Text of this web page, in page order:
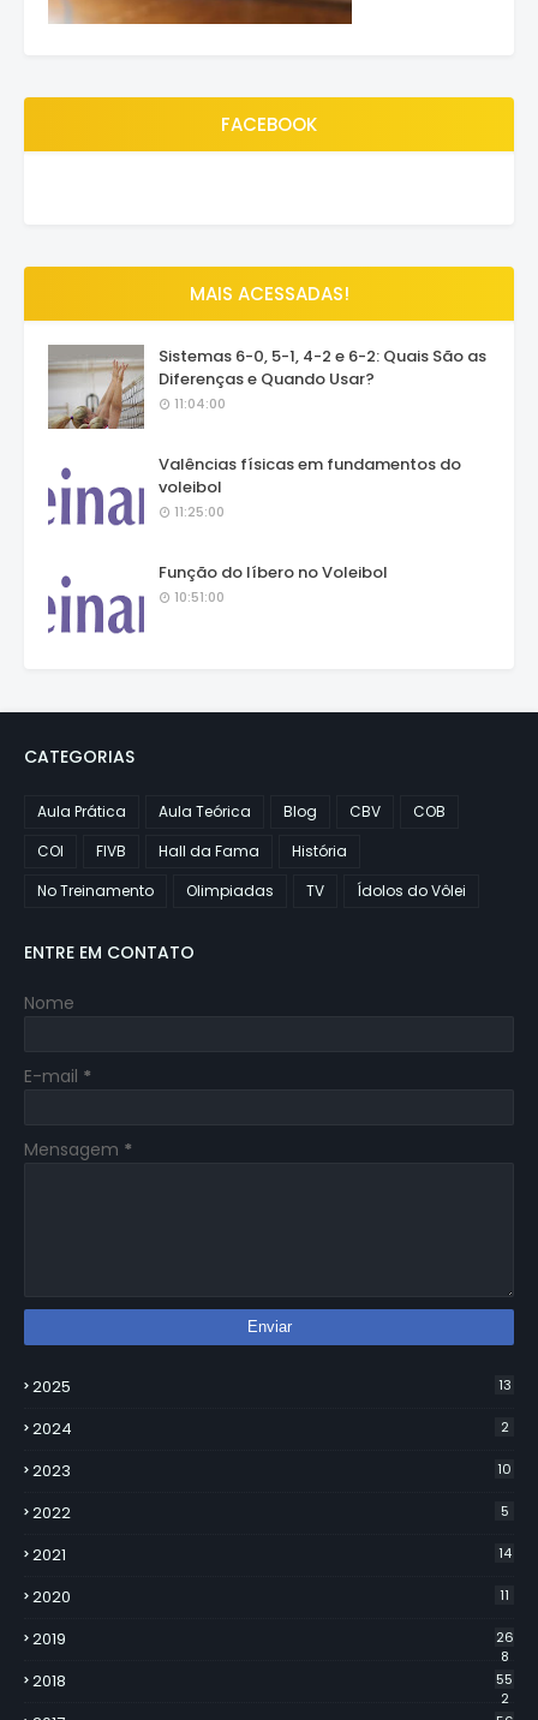
FACEBOOK
MAIS ACESSADAS!
Sistemas 6-0, 5-1, 4-2 e 6-2: Quais São as
Diferenças e Quando Usar?
11:04:00
Valências físicas em fundamentos do
voleibol
11:25:00
Função do líbero no Voleibol
10:51:00
CATEGORIAS
Aula Prática Aula Teórica Blog CBV
COB
COI
FIVB Hall da Fama
História
No Treinamento
Olimpiadas TV Ídolos do Vôlei
ENTRE EM CONTATO
Nome
E-mail *
Mensagem *
2025 13
2024 2
2023 10
2022 5
2021 14
2020 11
2019
26
8
2018
55
2